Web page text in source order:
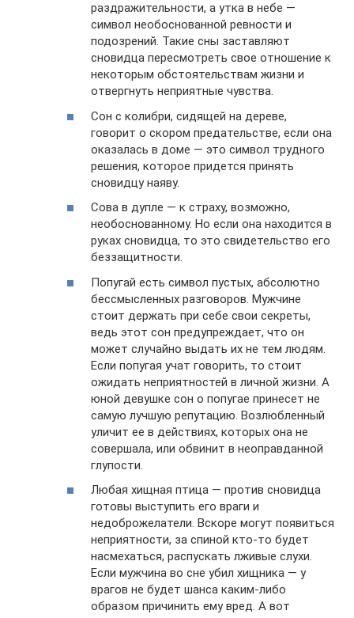
раздражительности, а утка в небе —
символ необоснованной ревности и
подозрений. Такие сны заставляют
сновидца пересмотреть свое отношение к
некоторым обстоятельствам жизни и
отвергнуть неприятные чувства.
Сон с колибри, сидящей на дереве,
говорит о скором предательстве, если она
оказалась в доме — это символ трудного
решения, которое придется принять
сновидцу наяву.
Сова в дупле — к страху, возможно,
необоснованному. Но если она находится в
руках сновидца, то это свидетельство его
беззащитности.
Попугай есть символ пустых, абсолютно
бессмысленных разговоров. Мужчине
стоит держать при себе свои секреты,
ведь этот сон предупреждает, что он
может случайно выдать их не тем людям.
Если попугая учат говорить, то стоит
ожидать неприятностей в личной жизни. А
юной девушке сон о попугае принесет не
самую лучшую репутацию. Возлюбленный
уличит ее в действиях, которых она не
совершала, или обвинит в неоправданной
глупости.
Любая хищная птица — против сновидца
готовы выступить его враги и
недоброжелатели. Вскоре могут появиться
неприятности, за спиной кто-то будет
насмехаться, распускать лживые слухи.
Если мужчина во сне убил хищника — у
врагов не будет шанса каким-либо
образом причинить ему вред. А вот